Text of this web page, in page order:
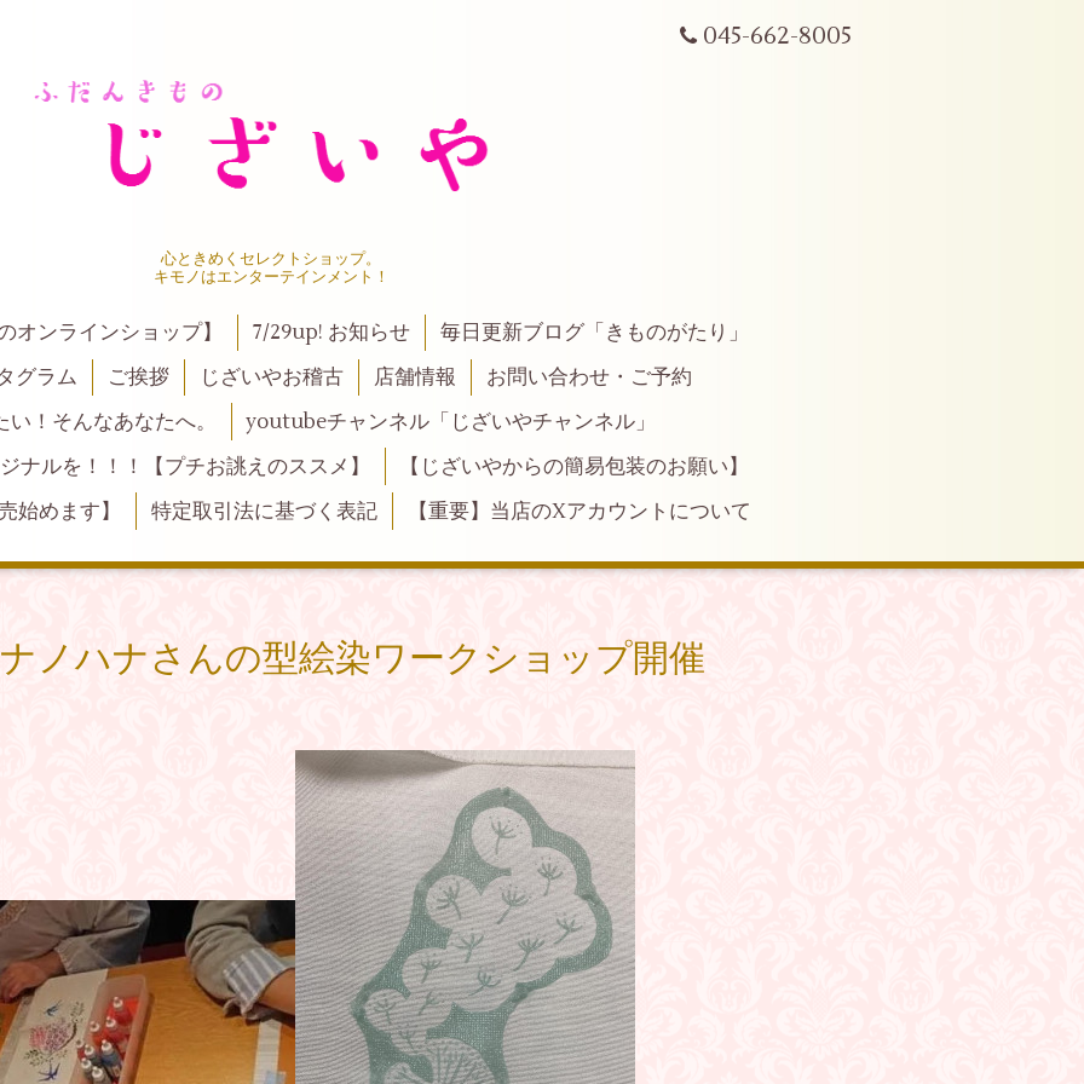
045-662-8005
心ときめくセレクトショップ。
キモノはエンターテインメント！
オンラインショップ】 7/29up! お知らせ
毎日更新ブログ「きものがたり」
グラム
ご挨拶 じざいやお稽古 店舗情報
お問い合わせ・ご予約
！そんなあなたへ。
youtubeチャンネル「じざいやチャンネル」
ナルを！！！【プチお誂えのススメ】
【じざいやからの簡易包装のお願い】
始めます】
特定取引法に基づく表記 【重要】当店のXアカウントについて
ノハナさんの型絵染ワークショップ開催